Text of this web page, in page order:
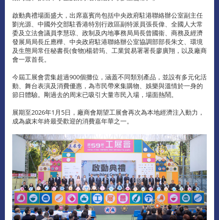
啟動典禮場面盛大，出席嘉賓尚包括中央政府駐港聯絡辦公室副主任
劉光源、中國外交部駐香港特別行政區副特派員張長偉、全國人大常
委及立法會議員李慧琼、政制及內地事務局局長曾國衞、商務及經濟
發展局局長丘應樺、中央政府駐港聯絡辦公室協調部部長朱文、環境
及生態局常任秘書長(食物)楊碧筠、工業貿易署署長廖廣翔，以及廠商
會一眾首長。
今屆工展會雲集超過900個攤位，涵蓋不同類別產品，並設有多元化活
動、舞台表演及消費優惠，為市民帶來集購物、娛樂與溫情於一身的
節日體驗。剛過去的周末已吸引大量市民入場，場面熱鬧。
展期至2026年1月5日，廠商會期望工展會再次為本地經濟注入動力，
成為歲末年終最受歡迎的消費嘉年華之一。